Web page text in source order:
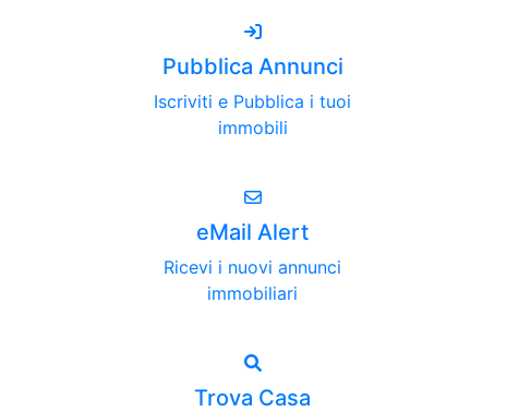
Pubblica Annunci
Iscriviti e Pubblica i tuoi
immobili
eMail Alert
Ricevi i nuovi annunci
immobiliari
Trova Casa